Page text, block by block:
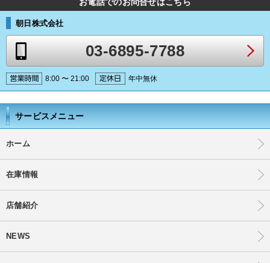
朝日株式会社
03-6895-7788
8:00 〜 21:00 年中無休
サービスメニュー
ホーム
在庫情報
店舗紹介
NEWS